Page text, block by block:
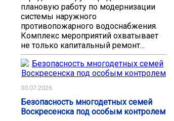
плановую работу по модернизации
системы наружного
противопожарного водоснабжения.
Комплекс мероприятий охватывает
не только капитальный ремонт...
30.07.2026
Безопасность многодетных семей
Воскресенска под особым контролем